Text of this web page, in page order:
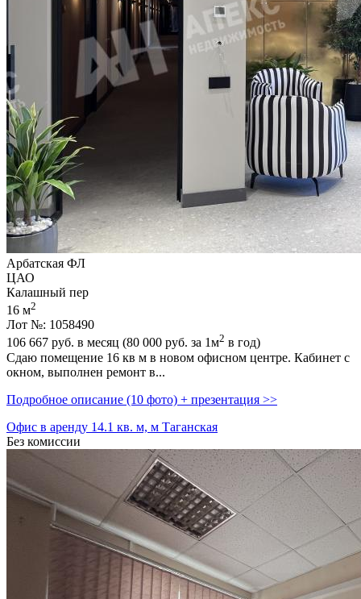
Арбатская ФЛ
ЦАО
Калашный пер
16 м2
Лот №: 1058490
106 667 руб. в месяц (80 000 руб. за 1м2 в год)
Сдаю помещение 16 кв м в новом офисном центре. Кабинет с
окном,­ выполнен ремонт в...
Подробное описание (10 фото) + презентация >>
Офис в аренду 14.1 кв. м, м Таганская
Без комиссии